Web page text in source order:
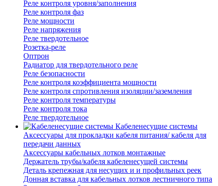
Реле контроля уровня/заполнения
Реле контроля фаз
Реле мощности
Реле напряжения
Реле твердотельное
Розетка-реле
Оптрон
Радиатор для твердотельного реле
Реле безопасности
Реле контроля коэффициента мощности
Реле контроля спротивления изоляции/заземления
Реле контроля температуры
Реле контроля тока
Реле твердотельное
Кабеленесущие системы
Аксессуары для прокладки кабеля питания/ кабеля для
передачи данных
Аксессуары кабельных лотков монтажные
Держатель трубы/кабеля кабеленесущей системы
Деталь крепежная для несущих и и профильных реек
Донная вставка для кабельных лотков лестничного типа